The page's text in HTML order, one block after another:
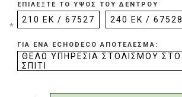
ΕΠΙΛΈΞΤΕ ΤΟ ΎΨΟΣ ΤΟΥ ΔΈΝΤΡΟΥ
210 ΕΚ / 67527 240 ΕΚ / 67528
ΓΙΑ ΈΝΑ ECHODECO ΑΠΟΤΈΛΕΣΜΑ:
ΘΈΛΩ ΥΠΗΡΕΣΊΑ ΣΤΟΛΙΣΜΟΎ ΣΤΟ
ΣΠΊΤΙ